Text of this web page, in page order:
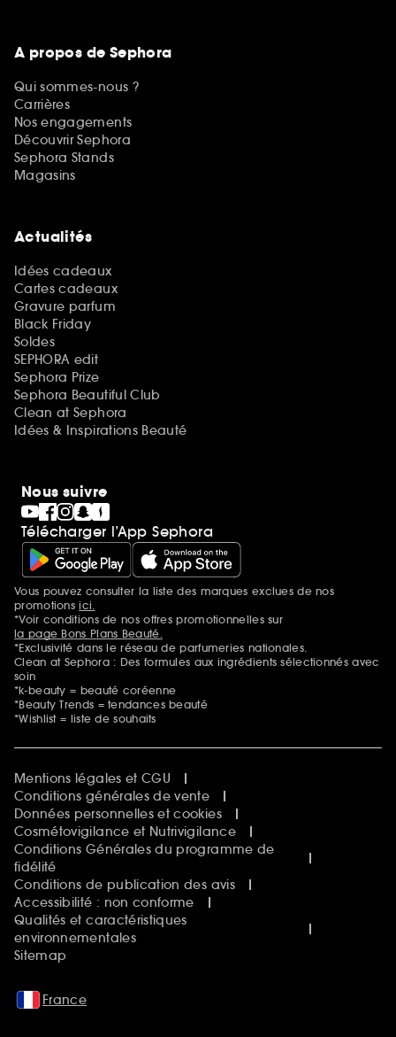
A propos de Sephora
Qui sommes-nous ?
Carrières
Nos engagements
Découvrir Sephora
Sephora Stands
Magasins
Actualités
Idées cadeaux
Cartes cadeaux
Gravure parfum
Black Friday
Soldes
SEPHORA edit
Sephora Prize
Sephora Beautiful Club
Clean at Sephora
Idées & Inspirations Beauté
Nous suivre
Télécharger l’App Sephora
Mentions additionnelles
Vous pouvez consulter la liste des marques exclues de nos
promotionsici.
*Voir conditions de nos offres promotionnelles sur
la page Bons Plans Beauté.
*Exclusivité dans le réseau de parfumeries nationales.
Clean at Sephora : Des formules aux ingrédients sélectionnés avec
soin
*k-beauty = beauté coréenne
*Beauty Trends = tendances beauté
*Wishlist = liste de souhaits
Mentions légales et CGU
Conditions générales de vente
Données personnelles et cookies
Cosmétovigilance et Nutrivigilance
Conditions Générales du programme de
fidélité
Conditions de publication des avis
Accessibilité : non conforme
Qualités et caractéristiques
environnementales
Sitemap
France